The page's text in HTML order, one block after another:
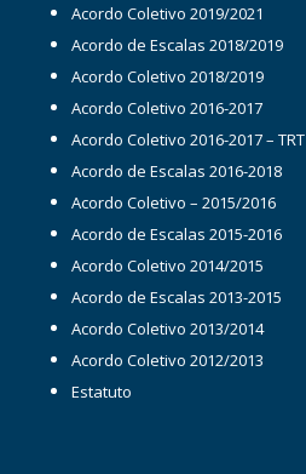
Acordo Coletivo 2019/2021
Acordo de Escalas 2018/2019
Acordo Coletivo 2018/2019
Acordo Coletivo 2016-2017
Acordo Coletivo 2016-2017 – TRT
Acordo de Escalas 2016-2018
Acordo Coletivo – 2015/2016
Acordo de Escalas 2015-2016
Acordo Coletivo 2014/2015
Acordo de Escalas 2013-2015
Acordo Coletivo 2013/2014
Acordo Coletivo 2012/2013
Estatuto